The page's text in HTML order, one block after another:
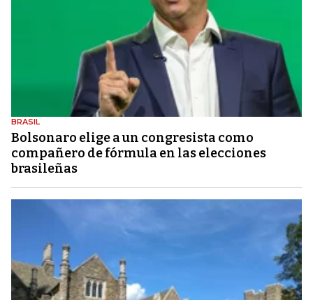
BRASIL
Bolsonaro elige a un congresista como
compañero de fórmula en las elecciones
brasileñas